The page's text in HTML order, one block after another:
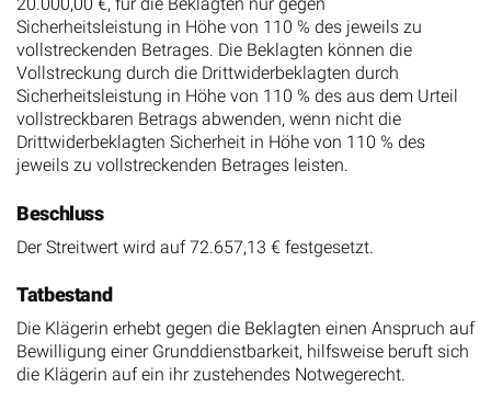
Sicherheitsleistung in Höhe von 110 % des jeweils zu
vollstreckenden Betrages. Die Beklagten können die
Vollstreckung durch die Drittwiderbeklagten durch
Sicherheitsleistung in Höhe von 110 % des aus dem Urteil
vollstreckbaren Betrags abwenden, wenn nicht die
Drittwiderbeklagten Sicherheit in Höhe von 110 % des
jeweils zu vollstreckenden Betrages leisten.
Beschluss
Der Streitwert wird auf 72.657,13 € festgesetzt.
Tatbestand
Die Klägerin erhebt gegen die Beklagten einen Anspruch auf
Bewilligung einer Grunddienstbarkeit, hilfsweise beruft sich
die Klägerin auf ein ihr zustehendes Notwegerecht.